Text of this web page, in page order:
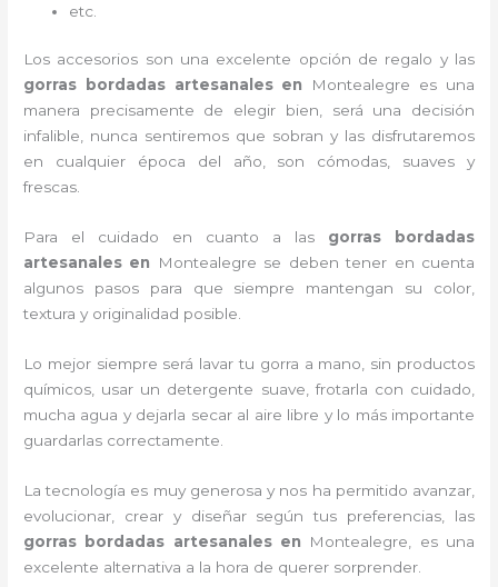
etc.
Los accesorios son una excelente opción de regalo y las
gorras bordadas artesanales en
Montealegre es una
manera precisamente de elegir bien, será una decisión
infalible, nunca sentiremos que sobran y las disfrutaremos
en cualquier época del año, son cómodas, suaves y
frescas.
Para el cuidado en cuanto a las gorras bordadas
artesanales en
Montealegre se deben tener en cuenta
algunos pasos para que siempre mantengan su color,
textura y originalidad posible.
Lo mejor siempre será lavar tu gorra a mano, sin productos
químicos, usar un detergente suave, frotarla con cuidado,
mucha agua y dejarla secar al aire libre y lo más importante
guardarlas correctamente.
La tecnología es muy generosa y nos ha permitido avanzar,
evolucionar, crear y diseñar según tus preferencias, las
gorras bordadas artesanales en
Montealegre, es una
excelente alternativa a la hora de querer sorprender.